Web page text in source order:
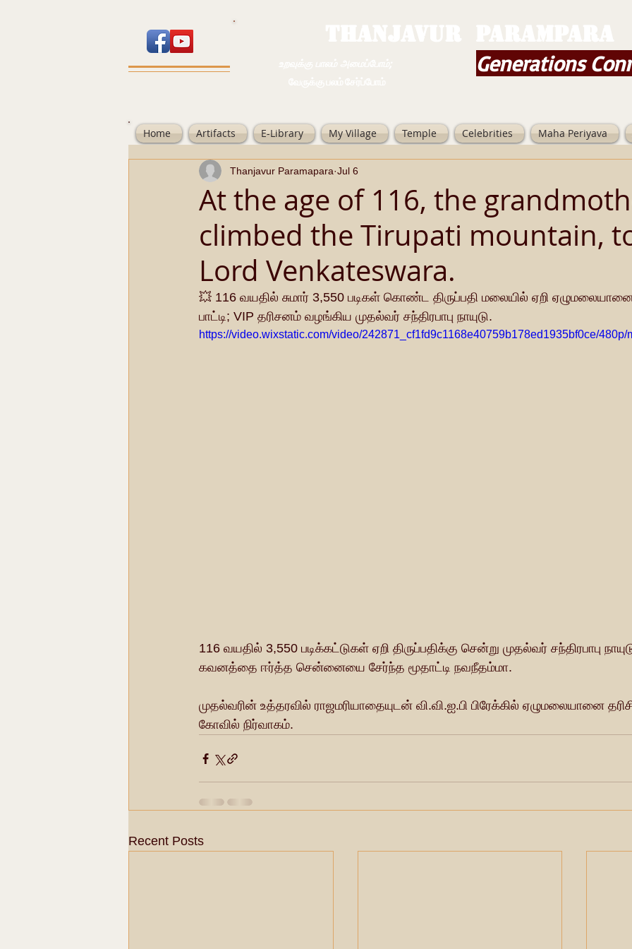
Generations
Home Artifacts E-Library My Village Temple Celebrities Maha Periyava
At the age of 116, the
climbed the Tirupati mountain,
Lord Venkateswara.
Thanjavur Paramapara Jul 6
💥 116 வயதில் சுமார் 3,550 படிகள் கொண்ட திருப்பதி மலையில் ஏறி
பாட்டி; VIP தரிசனம் வழங்கிய முதல்வர் சந்திரபாபு நாயுடு.
https://video.wixstatic.com/video/242871_cf1fd9c1168e40759b178ed1935bf0ce/480p/
116 வயதில் 3,550 படிக்கட்டுகள் ஏறி திருப்பதிக்கு சென்று முதல்வர் சந்திரபாபு
கவனத்தை ஈர்த்த சென்னையை சேர்ந்த மூதாட்டி நவநீதம்மா.
முதல்வரின் உத்தரவில் ராஜமரியாதையுடன் வி.வி.ஐ.பி பிரேக்கில் ஏழுமலையானை
கோவில் நிர்வாகம்.
Recent Posts